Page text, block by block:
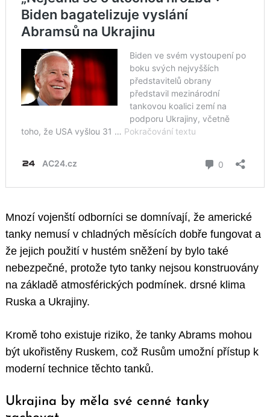
Mnozí vojenští odborníci se domnívají, že americké
tanky nemusí v chladných měsících dobře fungovat a
že jejich použití v hustém sněžení by bylo také
nebezpečné, protože tyto tanky nejsou konstruovány
na základě atmosférických podmínek. drsné klima
Ruska a Ukrajiny.
Kromě toho existuje riziko, že tanky Abrams mohou
být ukořistěny Ruskem, což Rusům umožní přístup k
moderní technice těchto tanků.
Ukrajina by měla své cenné tanky